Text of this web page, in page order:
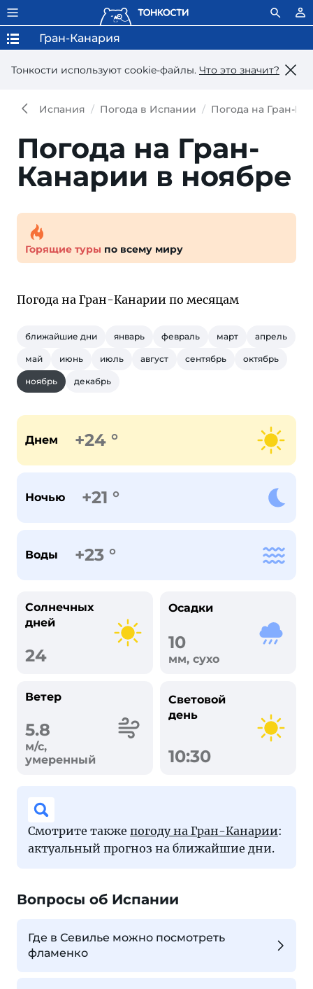
Тонкости используют сookie-файлы. Что это значит?
Гран-Канария
Испания Погода в Испании Погода на Гран-
Погода на Гран-
Канарии в ноябре
Горящие туры по всему миру
Погода на Гран-Канарии по месяцам
ближайшие дни январь февраль март апрель
май июнь июль август сентябрь октябрь
ноябрь декабрь
Днем +24 °
Ночью +21 °
Воды +23 °
Солнечных
дней
24
Осадки
10
мм, сухо
Ветер
5.8
м/с,
умеренный
Световой
день
10:30
Смотрите также погоду на Гран-Канарии:
актуальный прогноз на ближайшие дни.
Вопросы об Испании
Где в Севилье можно посмотреть
фламенко